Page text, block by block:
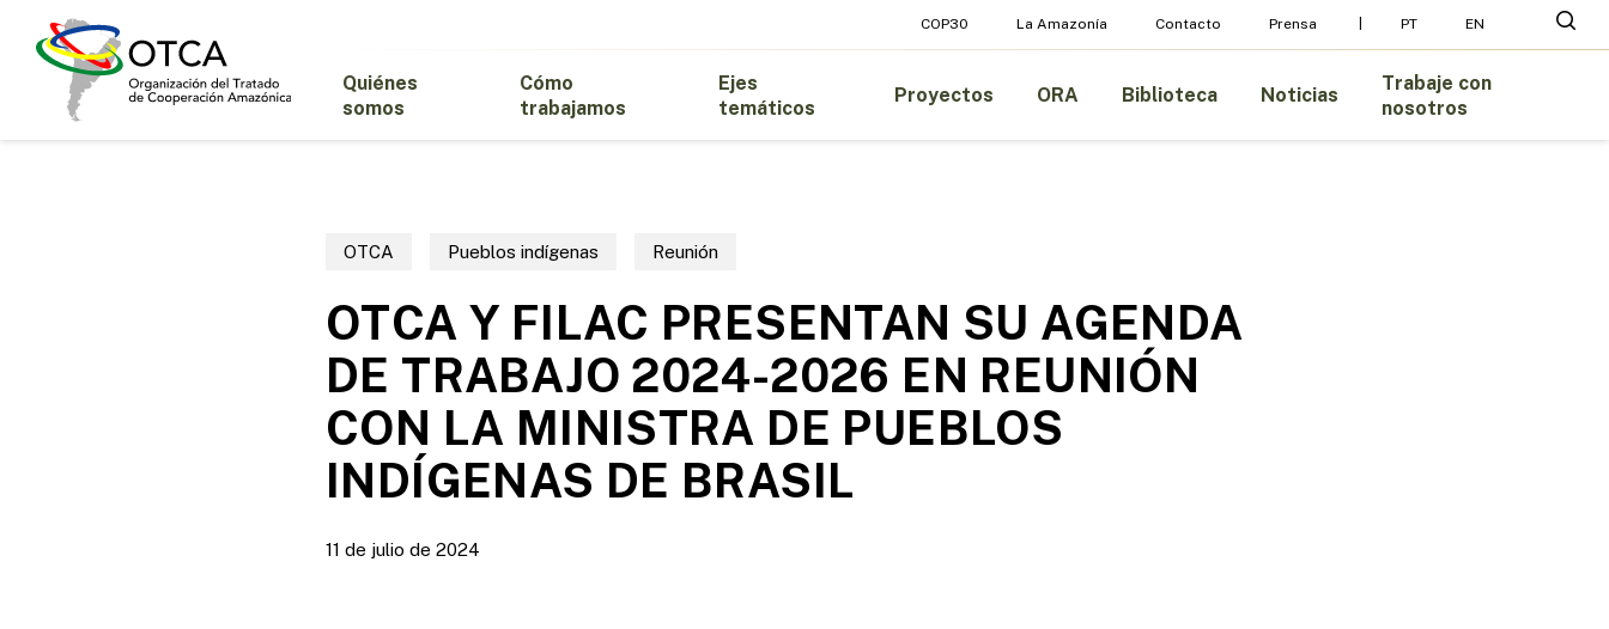
COP30 La Amazonía Contacto Prensa PT EN
Quiénes
somos
Cómo
trabajamos
Ejes
temáticos
Proyectos ORA Biblioteca Noticias
Trabaje con
nosotros
OTCA Pueblos indígenas Reunión
OTCA Y FILAC PRESENTAN SU AGENDA
DE TRABAJO 2024-2026 EN REUNIÓN
CON LA MINISTRA DE PUEBLOS
INDÍGENAS DE BRASIL
11 de julio de 2024
Menu